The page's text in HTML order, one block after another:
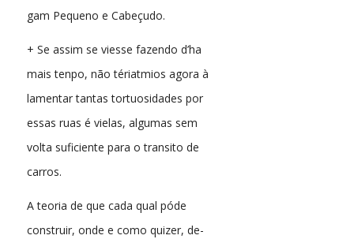
gam Pequeno e Cabeçudo.
+ Se assim se viesse fazendo d’ha
mais tenpo, não tériatmios agora à
lamentar tantas tortuosidades por
essas ruas é vielas, algumas sem
volta suficiente para o transito de
carros.
A teoria de que cada qual póde
construir, onde e como quizer, de-